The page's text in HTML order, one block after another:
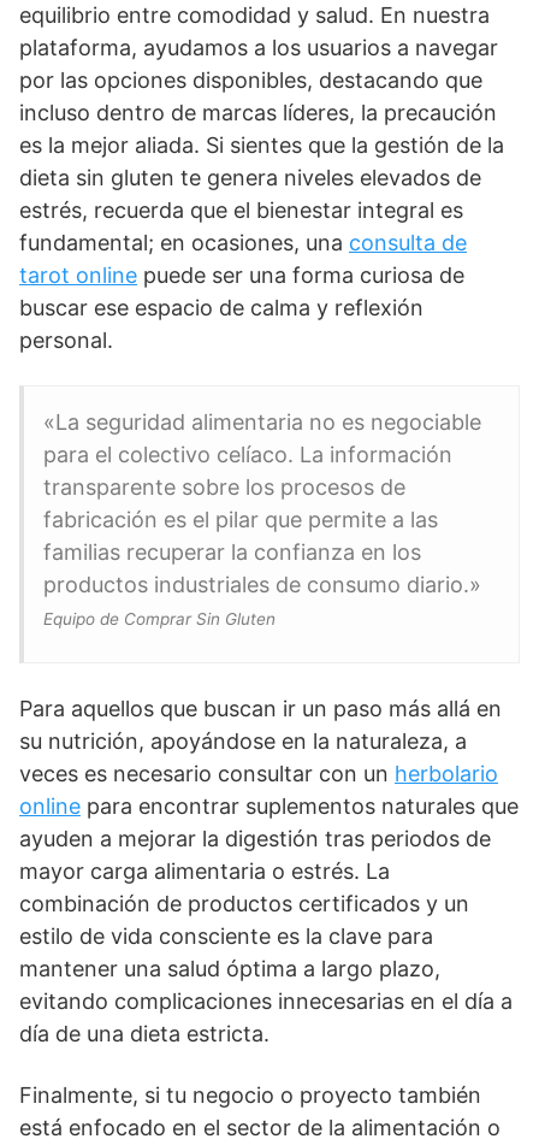
equilibrio entre comodidad y salud. En nuestra
plataforma, ayudamos a los usuarios a navegar
por las opciones disponibles, destacando que
incluso dentro de marcas líderes, la precaución
es la mejor aliada. Si sientes que la gestión de la
dieta sin gluten te genera niveles elevados de
estrés, recuerda que el bienestar integral es
fundamental; en ocasiones, una consulta de
tarot online puede ser una forma curiosa de
buscar ese espacio de calma y reflexión
personal.
«La seguridad alimentaria no es negociable
para el colectivo celíaco. La información
transparente sobre los procesos de
fabricación es el pilar que permite a las
familias recuperar la confianza en los
productos industriales de consumo diario.»
Equipo de Comprar Sin Gluten
Para aquellos que buscan ir un paso más allá en
su nutrición, apoyándose en la naturaleza, a
veces es necesario consultar con un herbolario
online para encontrar suplementos naturales que
ayuden a mejorar la digestión tras periodos de
mayor carga alimentaria o estrés. La
combinación de productos certificados y un
estilo de vida consciente es la clave para
mantener una salud óptima a largo plazo,
evitando complicaciones innecesarias en el día a
día de una dieta estricta.
Finalmente, si tu negocio o proyecto también
está enfocado en el sector de la alimentación o